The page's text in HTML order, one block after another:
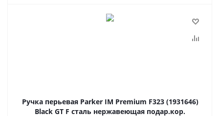
Ручка перьевая Parker IM Premium F323 (1931646)
Black GT F сталь нержавеющая подар.кор.